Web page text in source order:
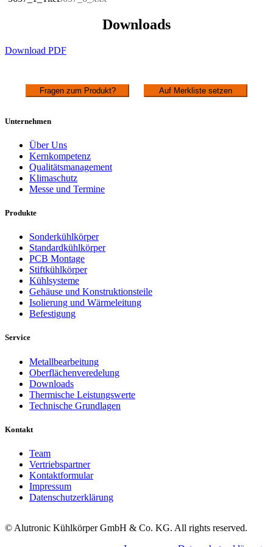
Downloads
Download PDF
Fragen zum Produkt? Auf Merkliste setzen
Unternehmen
Über Uns
Kernkompetenz
Qualitätsmanagement
Klimaschutz
Messe und Termine
Produkte
Sonderkühlkörper
Standardkühlkörper
PCB Montage
Stiftkühlkörper
Kühlsysteme
Gehäuse und Konstruktionsteile
Isolierung und Wärmeleitung
Befestigung
Service
Metallbearbeitung
Oberflächenveredelung
Downloads
Thermische Leistungswerte
Technische Grundlagen
Kontakt
Team
Vertriebspartner
Kontaktformular
Impressum
Datenschutzerklärung
© Alutronic Kühlkörper GmbH & Co. KG. All rights reserved.